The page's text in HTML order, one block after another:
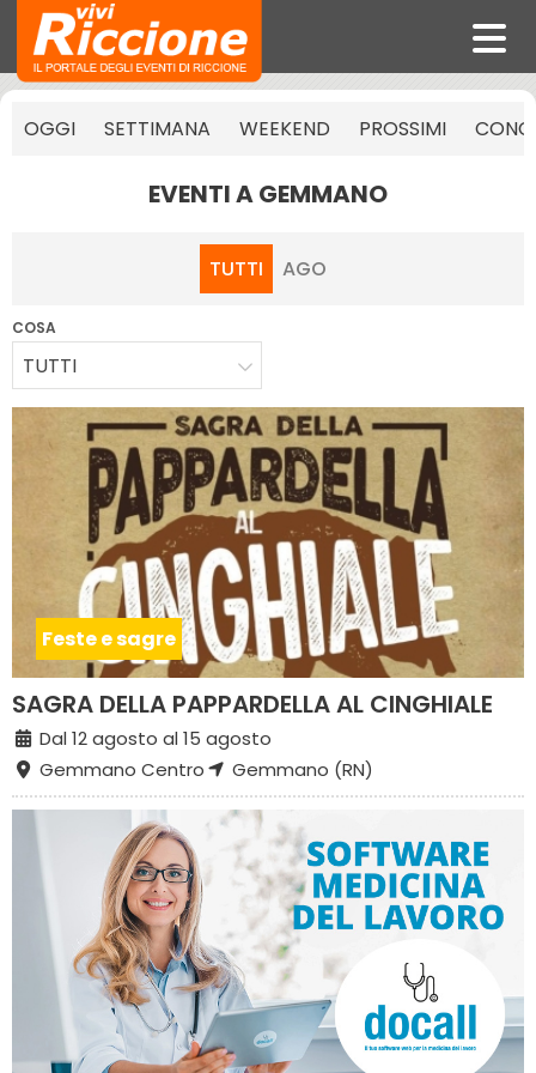
OGGI SETTIMANA WEEKEND PROSSIMI
EVENTI A GEMMANO
TUTTI AGO
COSA
TUTTI
Feste e sagre
SAGRA DELLA PAPPARDELLA AL CINGHIALE
Dal 12 agosto al 15 agosto
Gemmano Centro
Gemmano (RN)